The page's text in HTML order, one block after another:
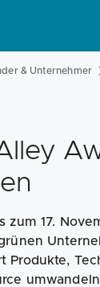
& Unternehmer
zum 17.
Produkte,